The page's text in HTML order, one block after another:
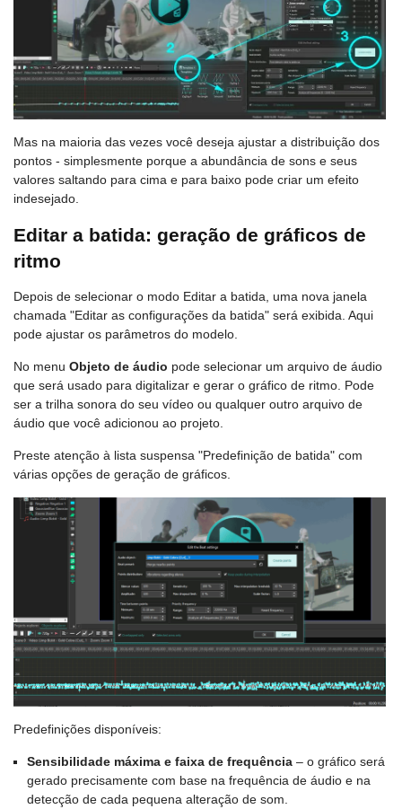
Mas na maioria das vezes você deseja ajustar a distribuição dos
pontos - simplesmente porque a abundância de sons e seus
valores saltando para cima e para baixo pode criar um efeito
indesejado.
Editar a batida: geração de gráficos de
ritmo
Depois de selecionar o modo Editar a batida, uma nova janela
chamada "Editar as configurações da batida" será exibida. Aqui
pode ajustar os parâmetros do modelo.
No menu Objeto de áudio pode selecionar um arquivo de áudio
que será usado para digitalizar e gerar o gráfico de ritmo. Pode
ser a trilha sonora do seu vídeo ou qualquer outro arquivo de
áudio que você adicionou ao projeto.
Preste atenção à lista suspensa "Predefinição de batida" com
várias opções de geração de gráficos.
Predefinições disponíveis:
Sensibilidade máxima e faixa de frequência – o gráfico será
gerado precisamente com base na frequência de áudio e na
detecção de cada pequena alteração de som.